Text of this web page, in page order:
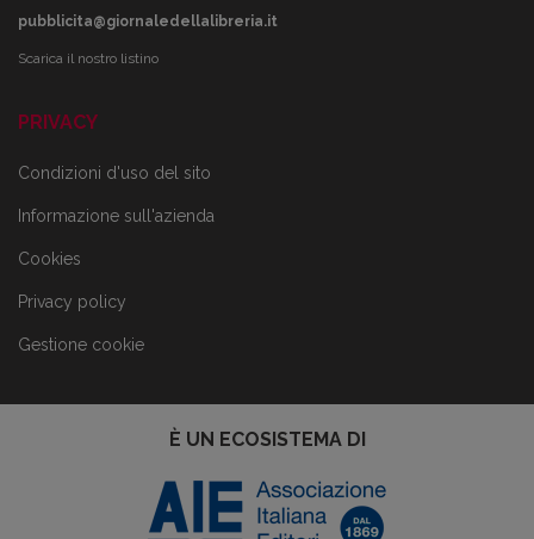
pubblicita@giornaledellalibreria.it
Scarica il nostro listino
PRIVACY
Condizioni d'uso del sito
Informazione sull'azienda
Cookies
Privacy policy
Gestione cookie
È UN ECOSISTEMA DI